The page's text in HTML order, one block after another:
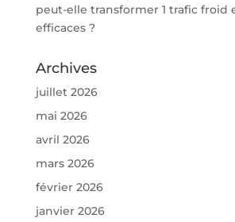
peut-elle transformer 1 trafic froid
efficaces ?
Archives
juillet 2026
mai 2026
avril 2026
mars 2026
février 2026
janvier 2026